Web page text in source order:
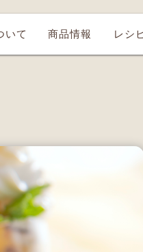
いて 商品情報 レシ